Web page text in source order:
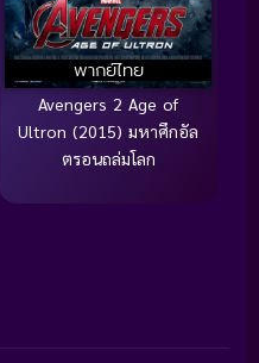
พากย์ไทย
Avengers 2 Age of
Ultron (2015) มหาศึกอัล
ตรอนถล่มโลก